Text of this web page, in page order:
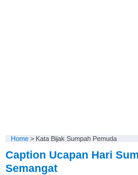
Home> Kata Bijak Sumpah Pemuda
Caption Ucapan Hari
Semangat